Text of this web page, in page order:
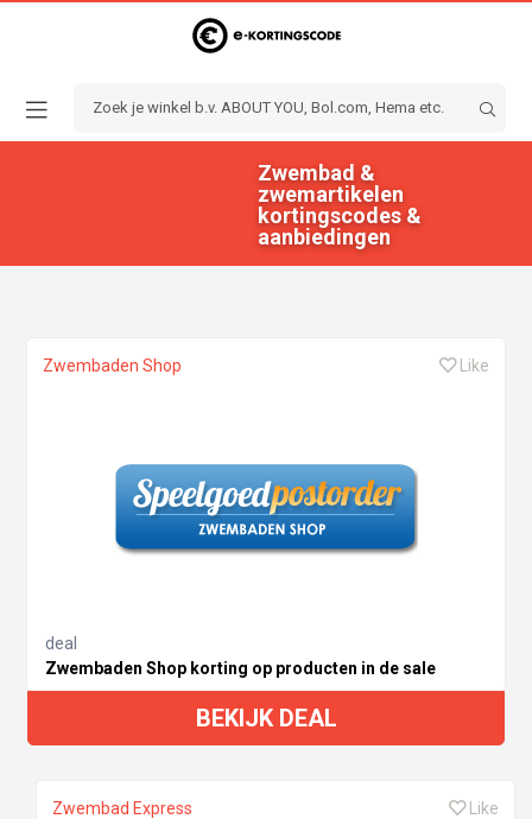
Zwembad &
zwemartikelen
kortingscodes &
aanbiedingen
Zwembaden Shop Like
deal
Zwembaden Shop korting op producten in de sale
BEKIJK DEAL
Zwembad Express Like